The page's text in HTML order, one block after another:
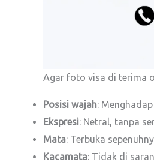
Agar foto visa di terima
Posisi wajah:
Ekspresi: Netral, tanpa
Mata: Terbuka
Kacamata: Tidak di